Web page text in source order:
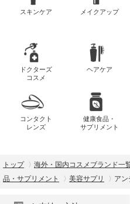
スキンケア メイクアップ
ドクターズ
コスメ
ヘアケア
コンタクト
レンズ
健康食品・
サプリメント
トップ 海外・国内コスメブランド一
品・サプリメント
美容サプリ ア